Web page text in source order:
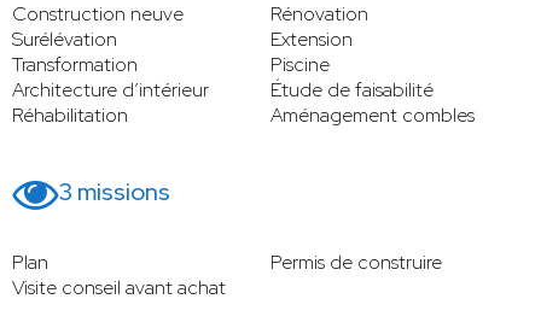
Construction neuve
Rénovation
Surélévation
Extension
Transformation
Piscine
Architecture d’intérieur
Étude de faisabilité
Réhabilitation
Aménagement combles
3 missions
Plan
Permis de construire
Visite conseil avant achat